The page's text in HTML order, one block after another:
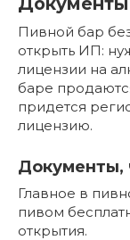
Пивной бар
открыть ИП:
лицензии на
баре
придется
лицензию.
Документы,
Главное в
пивом
открытия.